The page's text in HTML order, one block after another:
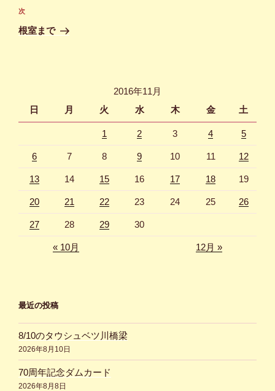
ビ
ゲ
稿
次
の
次
根室まで
2016年11月
日
月 火 水 木 金 土
1 2 3 4 5
6 7 8 9 10 11 12
13 14 15 16 17 18 19
20 21 22 23 24 25 26
27 28 29 30
« 10月 12月 »
最近の投稿
8/10のタウシュベツ川橋梁
2026年8月10日
70周年記念ダムカード
2026年8月8日